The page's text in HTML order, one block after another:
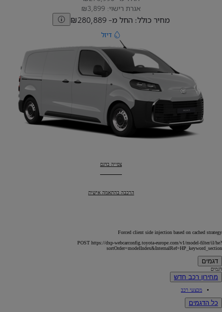
אגרת רישוי: ₪3,899
מחיר כולל: החל מ- ₪280,889
דיזל
פרואייס:
צפייה בדגם
פרואייס:
הרכבה בהתאמה אישית
Forced client side injection based on cached strategy
POST https://dxp-webcarconfig.toyota-europe.com/v1/model-filter/il/he?
sortOrder=modelIndex&InternalRef=HP_keyword_section
דגמים
דגמים
מחירון רכב חדש
מבצעי רכב
כל הדגמים